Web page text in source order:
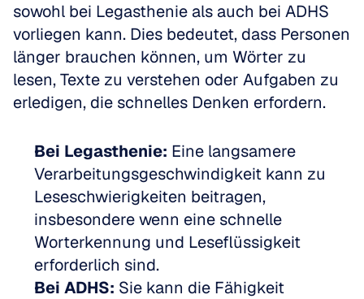
sowohl bei Legasthenie als auch bei ADHS
vorliegen kann. Dies bedeutet, dass Personen
länger brauchen können, um Wörter zu
lesen, Texte zu verstehen oder Aufgaben zu
erledigen, die schnelles Denken erfordern.
Bei Legasthenie: Eine langsamere
Verarbeitungsgeschwindigkeit kann zu
Leseschwierigkeiten beitragen,
insbesondere wenn eine schnelle
Worterkennung und Leseflüssigkeit
erforderlich sind.
Bei ADHS: Sie kann die Fähigkeit